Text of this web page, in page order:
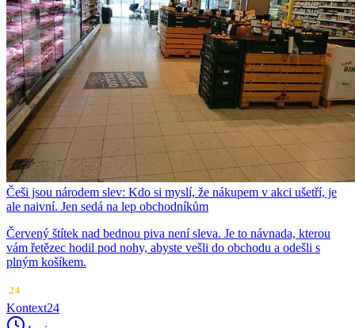
Češi jsou národem slev: Kdo si myslí, že nákupem v akci ušetří, je
ale naivní. Jen sedá na lep obchodníkům
Červený štítek nad bednou piva není sleva. Je to návnada, kterou
vám řetězec hodil pod nohy, abyste vešli do obchodu a odešli s
plným košíkem.
Kontext24